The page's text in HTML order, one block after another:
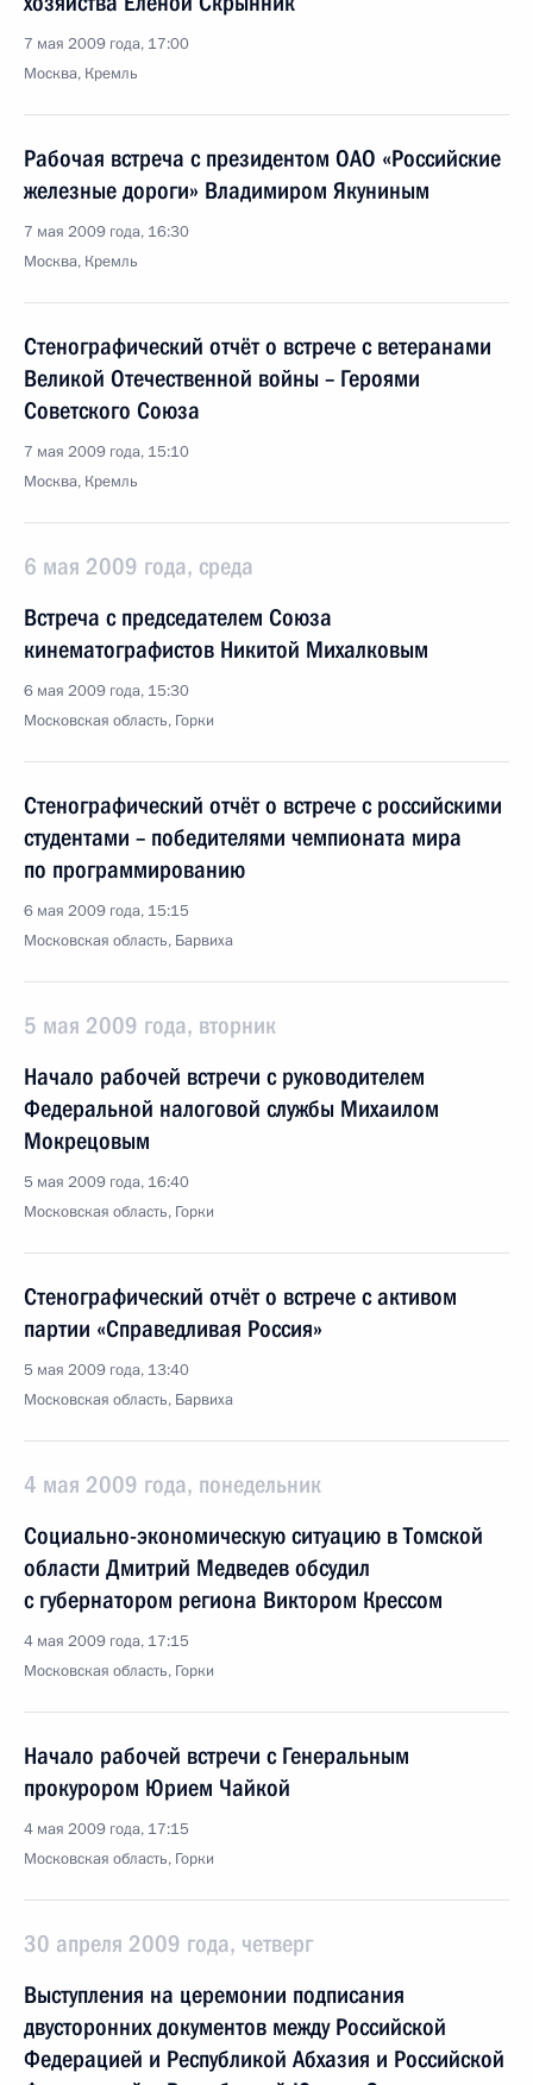
7 мая 2009 года, 17:00
Москва, Кремль
Рабочая встреча с президентом ОАО «Российские
железные дороги» Владимиром Якуниным
7 мая 2009 года, 16:30
Москва, Кремль
Стенографический отчёт о встрече с ветеранами
Великой Отечественной войны – Героями
Советского Союза
7 мая 2009 года, 15:10
Москва, Кремль
6 мая 2009 года, среда
Встреча с председателем Союза
кинематографистов Никитой Михалковым
6 мая 2009 года, 15:30
Московская область, Горки
Стенографический отчёт о встрече с российскими
студентами – победителями чемпионата мира
по программированию
6 мая 2009 года, 15:15
Московская область, Барвиха
5 мая 2009 года, вторник
Начало рабочей встречи с руководителем
Федеральной налоговой службы Михаилом
Мокрецовым
5 мая 2009 года, 16:40
Московская область, Горки
Стенографический отчёт о встрече с активом
партии «Справедливая Россия»
5 мая 2009 года, 13:40
Московская область, Барвиха
4 мая 2009 года, понедельник
Социально-экономическую ситуацию в Томской
области Дмитрий Медведев обсудил
с губернатором региона Виктором Крессом
4 мая 2009 года, 17:15
Московская область, Горки
Начало рабочей встречи с Генеральным
прокурором Юрием Чайкой
4 мая 2009 года, 17:15
Московская область, Горки
30 апреля 2009 года, четверг
Выступления на церемонии подписания
двусторонних документов между Российской
Федерацией и Республикой Абхазия и Российской